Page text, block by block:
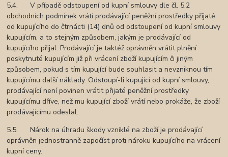
5.4. V případě odstoupení od kupní smlouvy dle čl. 5.2
obchodních podmínek vrátí prodávající peněžní prostředky přijaté
od kupujícího do čtrnácti (14) dnů od odstoupení od kupní smlouvy
kupujícím, a to stejným způsobem, jakým je prodávající od
kupujícího přijal. Prodávající je taktéž oprávněn vrátit plnění
poskytnuté kupujícím již při vrácení zboží kupujícím či jiným
způsobem, pokud s tím kupující bude souhlasit a nevzniknou tím
kupujícímu další náklady. Odstoupí-li kupující od kupní smlouvy,
prodávající není povinen vrátit přijaté peněžní prostředky
kupujícímu dříve, než mu kupující zboží vrátí nebo prokáže, že zboží
prodávajícímu odeslal.
5.5. Nárok na úhradu škody vzniklé na zboží je prodávající
oprávněn jednostranně započíst proti nároku kupujícího na vrácení
kupní ceny.